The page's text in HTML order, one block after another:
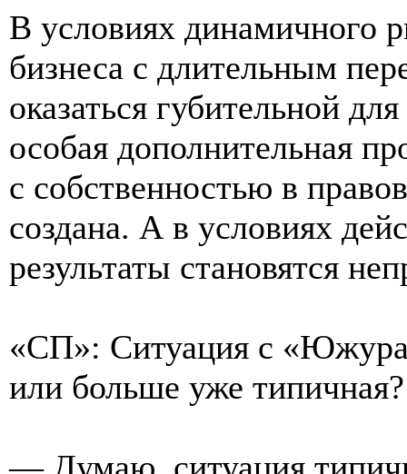
В условиях динамичного
бизнеса с длительным
оказаться губительной
особая дополнительная
с собственностью в
создана. А в условиях
результаты становятся
«СП»: Ситуация с
или больше уже типичная?